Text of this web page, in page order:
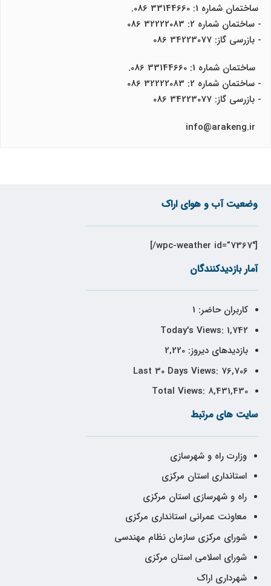
ساختمان شماره 1: 33144660 086.
- ساختمان شماره 2: 32222083 086
- بازرسی گاز: 34223077 086
ساختمان شماره 1: 33144660 086.
- ساختمان شماره 2: 32222083 086
- بازرسی گاز: 34223077 086
وضعیت آب و هوای اراک
[wpc-weather id=”7367″/]
آمار بازدیدکنندگان
کاربران حاضر: 1
Today's Views: 1,742
بازدیدهای دیروز:2,220
Last 30 Days Views: 76,706
Total Views: 8,431,430
سایت های مرتبط
وزارت راه و شهرسازی
استانداری استان مرکزی
راه و شهرسازی استان مرکزی
معاونت عمرانی استانداری مرکزی
شورای مرکزی سازمان نظام مهندسی
شورای اسلامی استان مرکزی
شهرداری اراک